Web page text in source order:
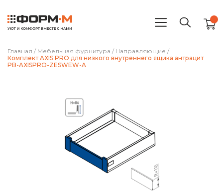
Главная / Мебельная фурнитура / Направляющие /
Комплект AXIS PRO для низкого внутреннего ящика антрацит
PB-AXISPRO-ZESWEW-A